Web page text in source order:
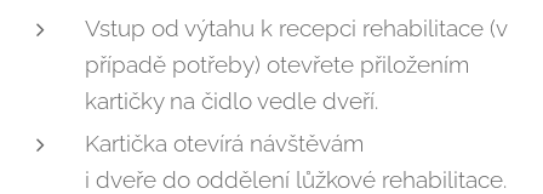
Vstup od výtahu k recepci rehabilitace (v
případě potřeby) otevřete přiložením
kartičky na čidlo vedle dveří.
Kartička otevírá návštěvám
i dveře do oddělení lůžkové rehabilitace.